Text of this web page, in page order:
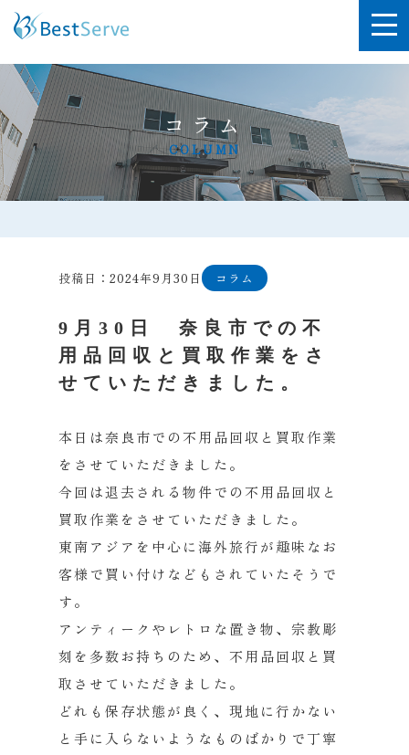
コラム
COLUMN
投稿日：2024年9月30日 コラム
9月30日 奈良市での不
用品回収と買取作業をさ
せていただきました。
本日は奈良市での不用品回収と買取作業
をさせていただきました。
今回は退去される物件での不用品回収と
買取作業をさせていただき ました。
東南アジアを中心に海外旅行が趣味なお
客様で買い付けなどもされ ていたそうで
す。
アンティークやレトロな置き物、宗教彫
刻を多数お持ちのため、 不用品回収と買
取させていただきました。
どれも保存状態が良く、 現地に行かない
と手に入らないようなものばかりで丁寧